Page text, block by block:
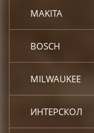
MAKITA
BOSCH
MILWAUKEE
ИНТЕРСКОЛ